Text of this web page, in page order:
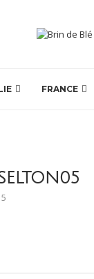
FRANCE